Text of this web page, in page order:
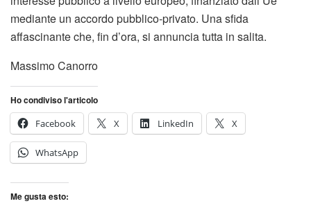
mediante un accordo pubblico-privato. Una sfida
affascinante che, fin d’ora, si annuncia tutta in salita.
Massimo Canorro
Ho condiviso l'articolo
Facebook
X LinkedIn X
WhatsApp
Me gusta esto: